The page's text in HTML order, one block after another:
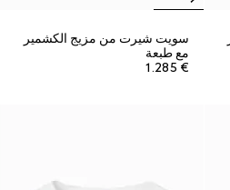
سويت شيرت من مزيج الكشمير
مع طبعة
€ 1.285